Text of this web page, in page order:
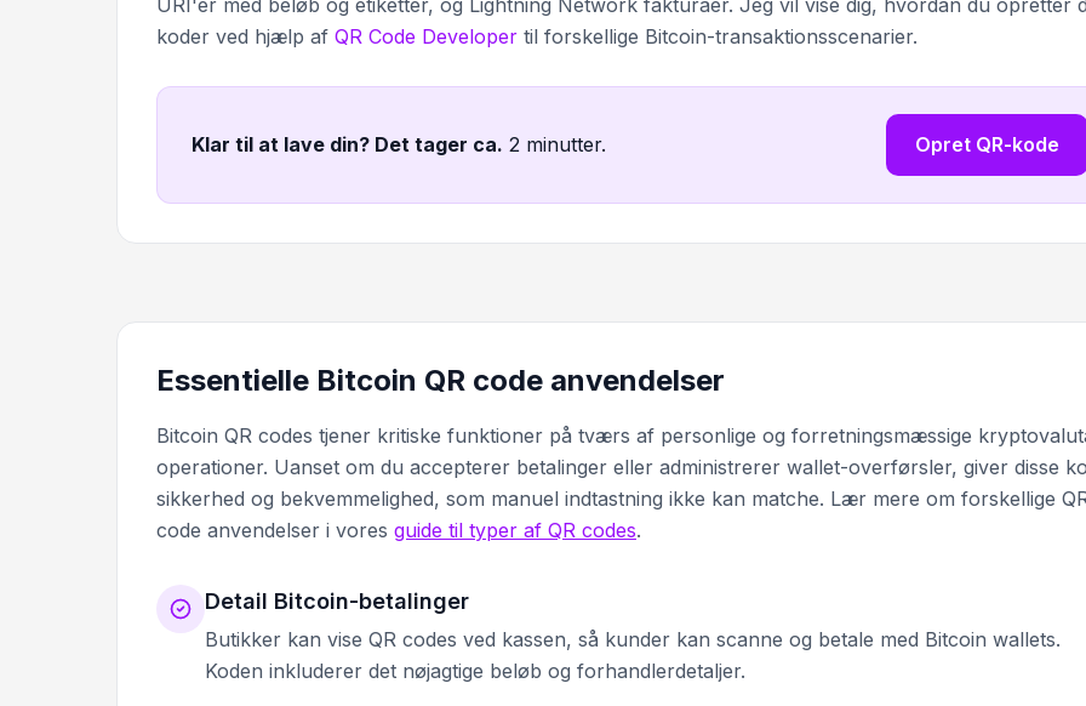
koder ved hjælp af QR Code Developer til forskellige Bitcoin-transaktionsscenarier.
Klar til at lave din? Det tager ca. 2 minutter. Opret QR-kode
Essentielle Bitcoin QR code anvendelser
Bitcoin QR codes tjener kritiske funktioner på tværs af personlige og forretningsmæssige
operationer. Uanset om du accepterer betalinger eller administrerer wallet-overførsler, giver disse
sikkerhed og bekvemmelighed, som manuel indtastning ikke kan matche. Lær mere om forskellige
code anvendelser i vores guide til typer af QR codes.
Detail Bitcoin-betalinger
Butikker kan vise QR codes ved kassen, så kunder kan scanne og betale med Bitcoin wallets.
Koden inkluderer det nøjagtige beløb og forhandlerdetaljer.